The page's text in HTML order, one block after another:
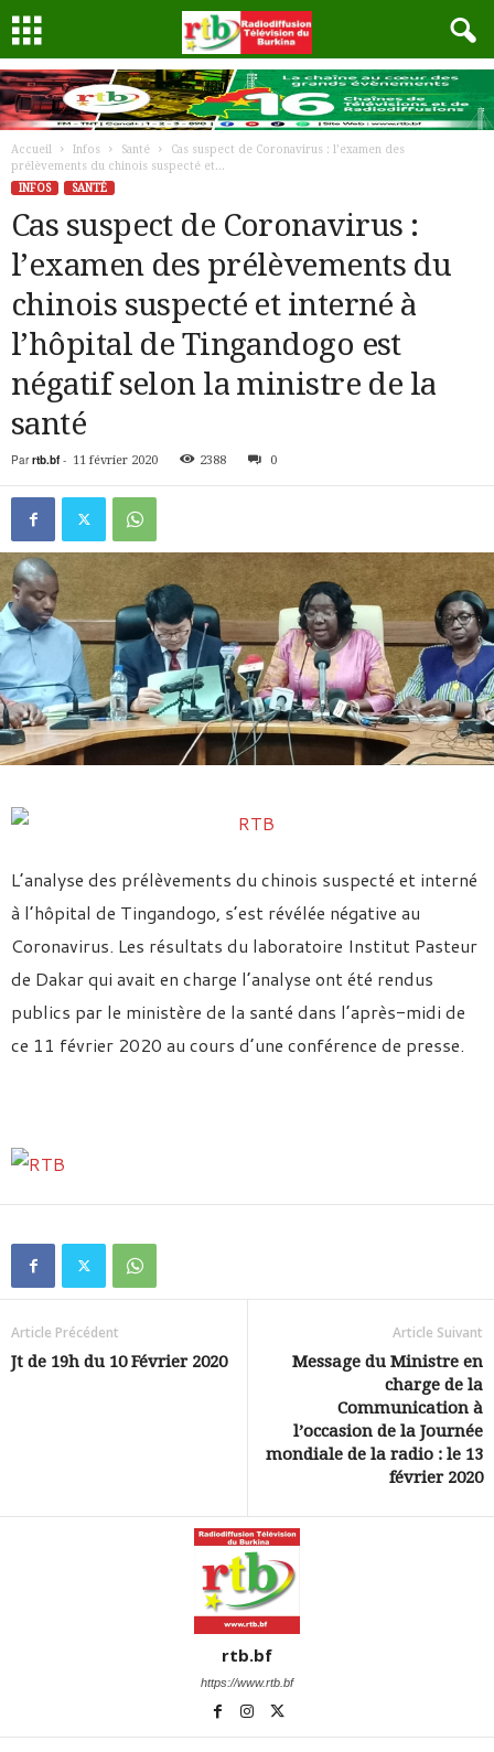
Accueil Infos Santé
Cas suspect de Coronavirus : l’examen des
prélèvements du chinois suspecté et...
INFOS
SANTÉ
Cas suspect de Coronavirus :
l’examen des prélèvements du
chinois suspecté et interné à
l’hôpital de Tingandogo est
négatif selon la ministre de la
santé
Par rtb.bf- 11 février 2020 2388 0
L’analyse des prélèvements du chinois suspecté et interné
à l’hôpital de Tingandogo, s’est révélée négative au
Coronavirus. Les résultats du laboratoire Institut Pasteur
de Dakar qui avait en charge l’analyse ont été rendus
publics par le ministère de la santé dans l’après-midi de
ce 11 février 2020 au cours d’une conférence de presse.
Article Précédent
Jt de 19h du 10 Février 2020
Article Suivant
Message du Ministre en
charge de la
Communication à
l’occasion de la Journée
mondiale de la radio : le 13
février 2020
rtb.bf
https://www.rtb.bf